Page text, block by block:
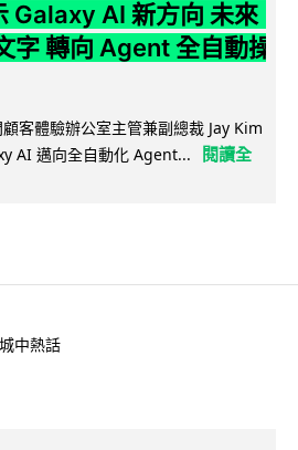
Galaxy AI 新方向 未來
字 轉向 Agent 全自動操
客體驗辦公室主管兼副總裁 Jay Kim
AI 邁向全自動化 Agent...
閱讀全
城中熱話